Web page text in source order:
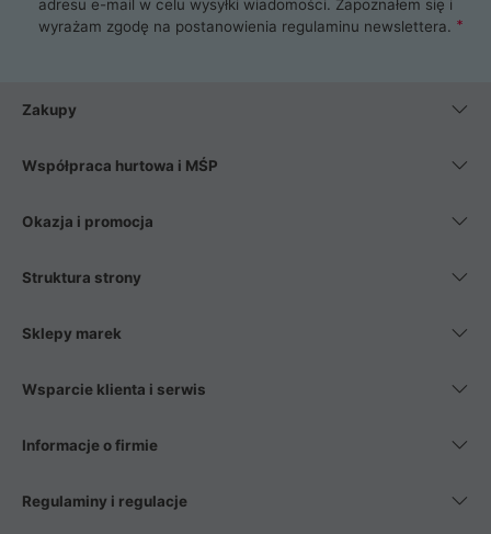
adresu e-mail w celu wysyłki wiadomości. Zapoznałem się i
wyrażam zgodę na postanowienia regulaminu newslettera.
Zakupy
Współpraca hurtowa i MŚP
Okazja i promocja
Struktura strony
Sklepy marek
Wsparcie klienta i serwis
Informacje o firmie
Regulaminy i regulacje